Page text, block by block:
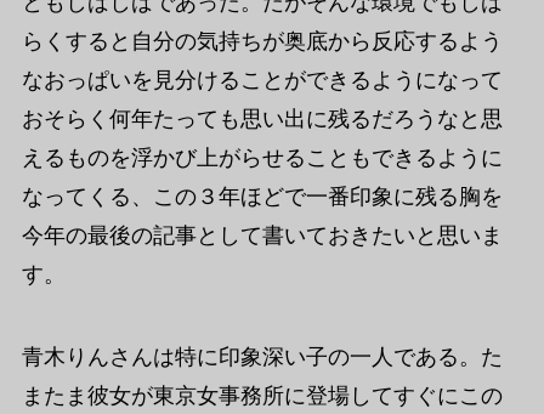
らくすると自分の気持ちが奥底から反応するよう
なおっぱいを見分けることができるようになって
おそらく何年たっても思い出に残るだろうなと思
えるものを浮かび上がらせることもできるように
なってくる、この３年ほどで一番印象に残る胸を
今年の最後の記事として書いておきたいと思いま
す。
青木りんさんは特に印象深い子の一人である。た
またま彼女が東京女事務所に登場してすぐにこの